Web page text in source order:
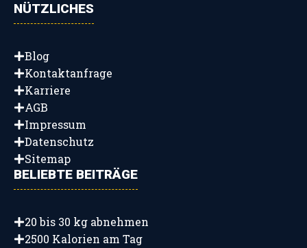
NÜTZLICHES
Blog
Kontaktanfrage
Karriere
AGB
Impressum
Datenschutz
Sitemap
BELIEBTE BEITRÄGE
20 bis 30 kg abnehmen
2500 Kalorien am Tag